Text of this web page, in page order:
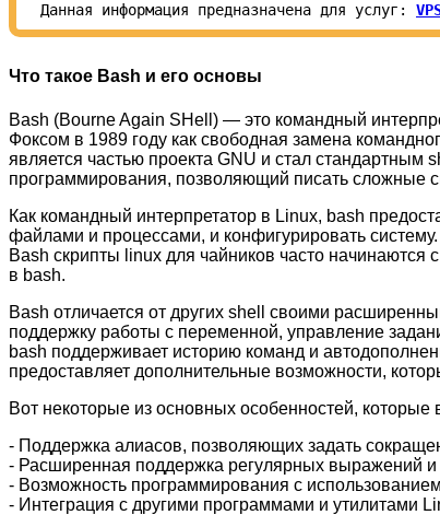
Данная информация предназначена для услуг:
Что такое Bash и его основы
Bash (Bourne Again SHell) — это командный
Фоксом в 1989 году как свободная замена
является частью проекта GNU и стал
программирования, позволяющий писать сложные
Как командный интерпретатор в Linux, bash
файлами и процессами, и конфигурировать
Bash скрипты linux для чайников часто
в bash.
Bash отличается от других shell своими
поддержку работы с переменной, управление
bash поддерживает историю команд и
предоставляет дополнительные возможности,
Вот некоторые из основных особенностей,
- Поддержка алиасов, позволяющих задать
- Расширенная поддержка регулярных выражений
- Возможность программирования с
- Интеграция с другими программами и утилитами